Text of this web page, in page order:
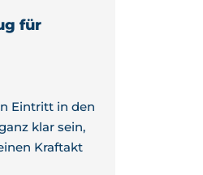
für
Eintritt in den
klar sein,
Kraftakt